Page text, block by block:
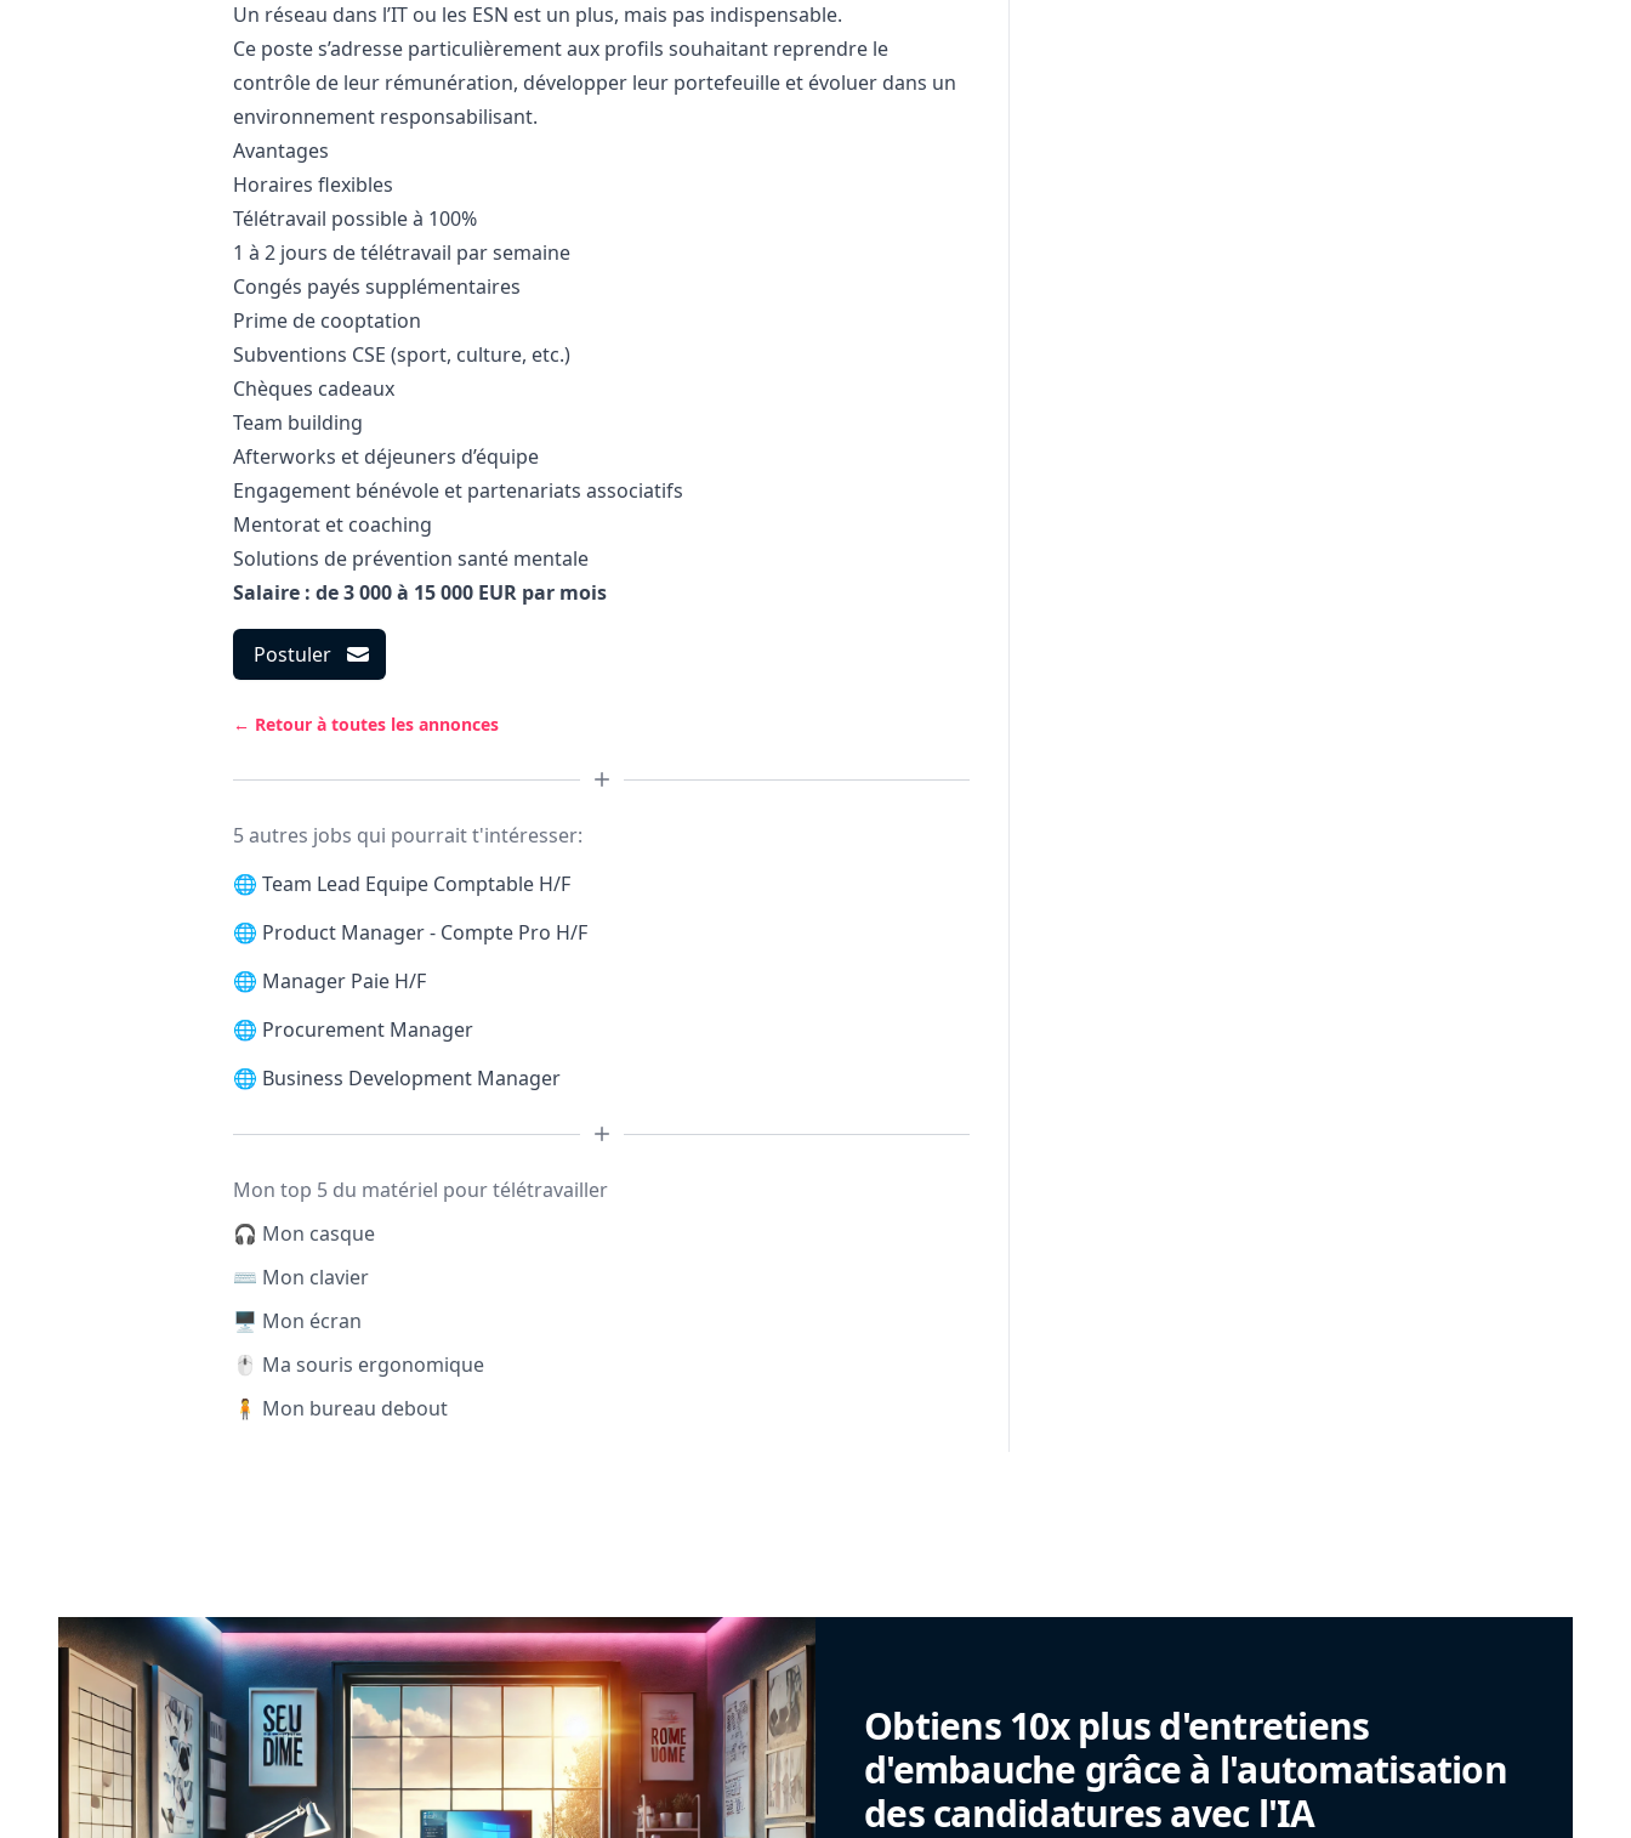
Un réseau dans l’IT ou les ESN est un plus, mais pas indispensable.
Ce poste s’adresse particulièrement aux profils souhaitant reprendre le
contrôle de leur rémunération, développer leur portefeuille et évoluer dans un
environnement responsabilisant.
Avantages
Horaires flexibles
Télétravail possible à 100%
1 à 2 jours de télétravail par semaine
Congés payés supplémentaires
Prime de cooptation
Subventions CSE (sport, culture, etc.)
Chèques cadeaux
Team building
Afterworks et déjeuners d’équipe
Engagement bénévole et partenariats associatifs
Mentorat et coaching
Solutions de prévention santé mentale
Salaire : de 3 000 à 15 000 EUR par mois
Postuler
← Retour à toutes les annonces
5 autres jobs qui pourrait t'intéresser:
🌐 Team Lead Equipe Comptable H/F
🌐 Product Manager - Compte Pro H/F
🌐 Manager Paie H/F
🌐 Procurement Manager
🌐 Business Development Manager
Mon top 5 du matériel pour télétravailler
🎧 Mon casque
⌨️ Mon clavier
🖥️ Mon écran
🖱️ Ma souris ergonomique
🧍 Mon bureau debout
Obtiens 10x plus d'entretiens
d'embauche grâce à l'automatisation
des candidatures avec l'IA